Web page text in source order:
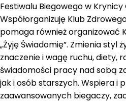
Festiwalu Biegowego w Krynicy
Współorganizuję Klub
pomaga również organizować
„Żyję Świadomię”. Zmienia styl
znaczenie i wagę ruchu, diety,
świadomości pracy nad sobą
jak i osób starszych. Wspiera i
zaawansowanych biegaczy,